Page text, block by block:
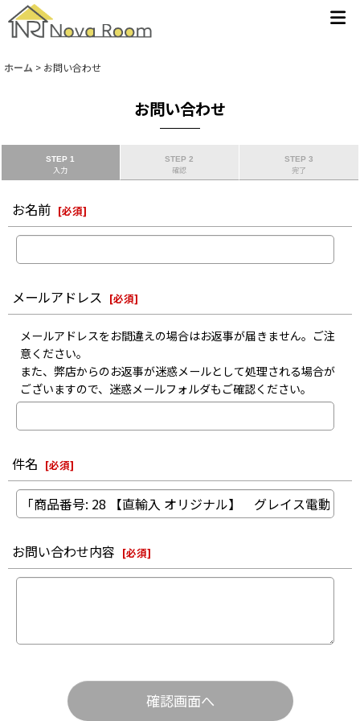
ホーム > お問い合わせ
お問い合わせ
STEP 1
入力
STEP 2
確認
STEP 3
完了
お名前 [必須]
メールアドレス [必須]
メールアドレスをお間違えの場合はお返事が届きません。ご注
意ください。
また、弊店からのお返事が迷惑メールとして処理される場合が
ございますので、迷惑メールフォルダもご確認ください。
件名 [必須]
お問い合わせ内容 [必須]
確認画面へ